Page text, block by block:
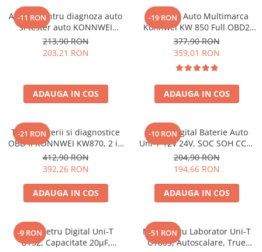
Acumulatori de stocare
Componente sisteme de balcon
-11 RON
Aparat pentru diagnoza auto
si tester auto KONNWEI
KW808 Toate Marcile Dupa
1996
213,90 RON
203,21 RON
ADAUGA IN COS
-19 RON
Diagnoza Auto Multimarca
Konnwei KW 850 Full OBD2
Tester Auto Dedicat BMW
Mini Cooper Mercedes Audi
Diagnostic Scanner ABS ESP
SRS Transmisie Motor Toate
Marcile Dupa 1996
377,90 RON
359,01 RON
ADAUGA IN COS
-21 RON
Tester baterii si diagnostice
OBD II KONNWEI KW870, 2 in
1, pentru masini 12V, functii
complete
412,90 RON
392,26 RON
ADAUGA IN COS
-10 RON
Tester Digital Baterie Auto
Uni-T 12V 24V, SOC SOH CCA,
Test Alternator, SAE DIN IEC
EN JIS
204,90 RON
194,66 RON
ADAUGA IN COS
-9 RON
Multimetru Digital Uni-T
UT52, Capacitate 20µF,
-51 RON
Multimetru Laborator Uni-T
UT803, Autoscalare, True